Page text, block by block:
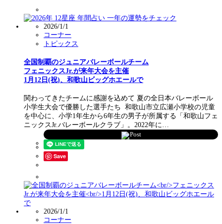
2026/1/1
コーナー
トピックス
全国制覇のジュニアバレーボールチーム
フェニックスJr.が来年大会を主催
1月12日(祝)、和歌山ビッグホエールで
関わってきたチームに感謝を込めて 夏の全日本バレーボール
小学生大会で優勝した選手たち 和歌山市立広瀬小学校の児童
を中心に、小学1年生から6年生の男子が所属する「和歌山フェ
ニックスJr.バレーボールクラブ」。2022年に…
Post
Save
2026/1/1
コーナー